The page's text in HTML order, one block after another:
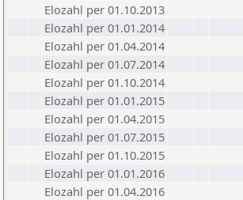
Elozahl per 01.10.2013
Elozahl per 01.01.2014
Elozahl per 01.04.2014
Elozahl per 01.07.2014
Elozahl per 01.10.2014
Elozahl per 01.01.2015
Elozahl per 01.04.2015
Elozahl per 01.07.2015
Elozahl per 01.10.2015
Elozahl per 01.01.2016
Elozahl per 01.04.2016